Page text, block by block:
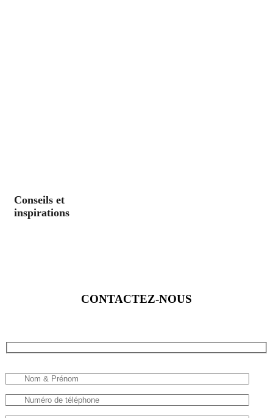
Conseils et
inspirations
CONTACTEZ-NOUS